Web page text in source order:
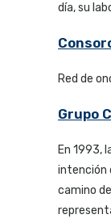
día, su
Red de
Grupo
En 1993,
intención
camino